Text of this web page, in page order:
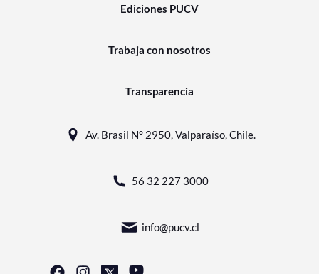
Ediciones PUCV
Trabaja con nosotros
Transparencia
Av. Brasil N° 2950, Valparaíso, Chile.
56 32 227 3000
info@pucv.cl